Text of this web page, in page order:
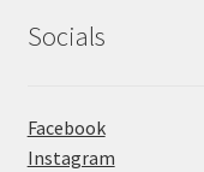
Socials
Facebook
Instagram